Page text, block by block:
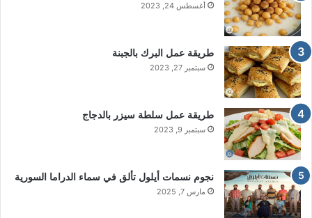
أغسطس 24, 2023
طريقة عمل البرك بالجبنة
سبتمبر 27, 2023
طريقة عمل سلطة سيزر بالدجاج
سبتمبر 9, 2023
نجوم نسمات أيلول تألق في سماء الدراما السورية
مارس 7, 2025